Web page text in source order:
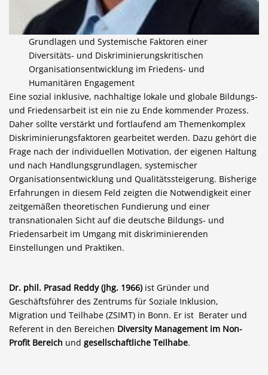
Grundlagen und Systemische Faktoren einer
Diversitäts- und Diskriminierungskritischen
Organisationsentwicklung im Friedens- und
Humanitären Engagement
Eine sozial inklusive, nachhaltige lokale und globale Bildungs-
und Friedensarbeit ist ein nie zu Ende kommender Prozess.
Daher sollte verstärkt und fortlaufend am Themenkomplex
Diskriminierungsfaktoren gearbeitet werden. Dazu gehört die
Frage nach der individuellen Motivation, der eigenen Haltung
und nach Handlungsgrundlagen, systemischer
Organisationsentwicklung und Qualitätssteigerung. Bisherige
Erfahrungen in diesem Feld zeigten die Notwendigkeit einer
zeitgemäßen theoretischen Fundierung und einer
transnationalen Sicht auf die deutsche Bildungs- und
Friedensarbeit im Umgang mit diskriminierenden
Einstellungen und Praktiken.
Dr. phil. Prasad Reddy (Jhg. 1966) ist Gründer und
Geschäftsführer des Zentrums für Soziale Inklusion,
Migration und Teilhabe (ZSIMT) in Bonn. Er ist Berater und
Referent in den Bereichen Diversity Management im Non-
Profit Bereich und gesellschaftliche Teilhabe.